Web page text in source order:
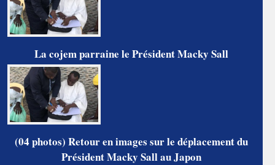
La cojem parraine le Président Macky Sall
(04 photos) Retour en images sur le déplacement du
Président Macky Sall au Japon